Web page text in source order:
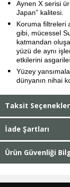
Aynen X serisi
Japan” kalitesi.
Koruma filtreleri
gibi, mücessel
katmandan
yüzü de aynı
etkilerini
Yüzey
dünyanın nihai
Taksit
İade Şartları
Ürün Güvenliği